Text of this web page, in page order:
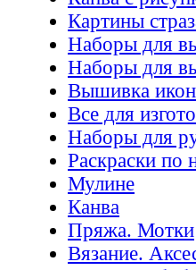
Картины
Наборы для
Наборы для
Вышивка икон
Все для
Наборы для
Раскраски по
Мулине
Канва
Пряжа. Мотки
Вязание.